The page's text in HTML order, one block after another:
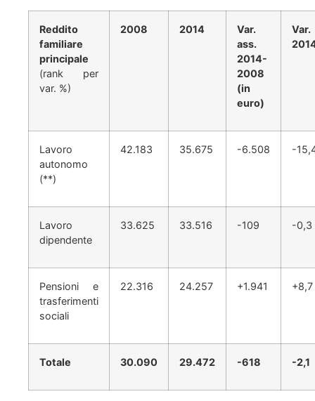
Reddito
familiare
principale
(rank per
var. %)
2008 2014
Var.
ass.
2014-
2008
(in
euro)
Lavoro
autonomo
(**)
42.183 35.675 -6.508 -
Lavoro
dipendente
33.625 33.516 -109 -0,3
Pensioni e
trasferimenti
sociali
22.316 24.257 +1.941 +8,7
Totale 30.090 29.472 -618 -2,1